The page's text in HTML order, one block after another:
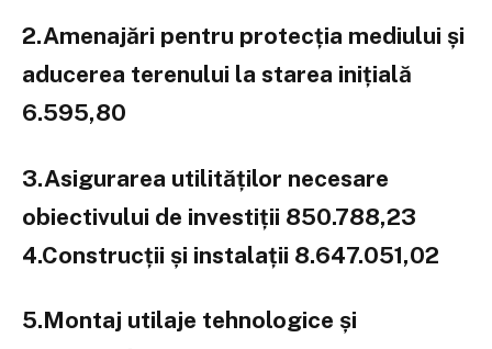
2.Amenajări pentru protecția mediului și
aducerea terenului la starea inițială
6.595,80
3.Asigurarea utilităților necesare
obiectivului de investiții 850.788,23
4.Construcții și instalații 8.647.051,02
5.Montaj utilaje tehnologice și